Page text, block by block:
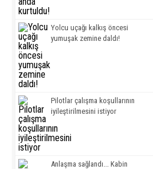
Yolcu uçağı kalkış öncesi
yumuşak zemine daldı!
Pilotlar çalışma koşullarının
iyileştirilmesini istiyor
Anlaşma sağlandı... Kabin